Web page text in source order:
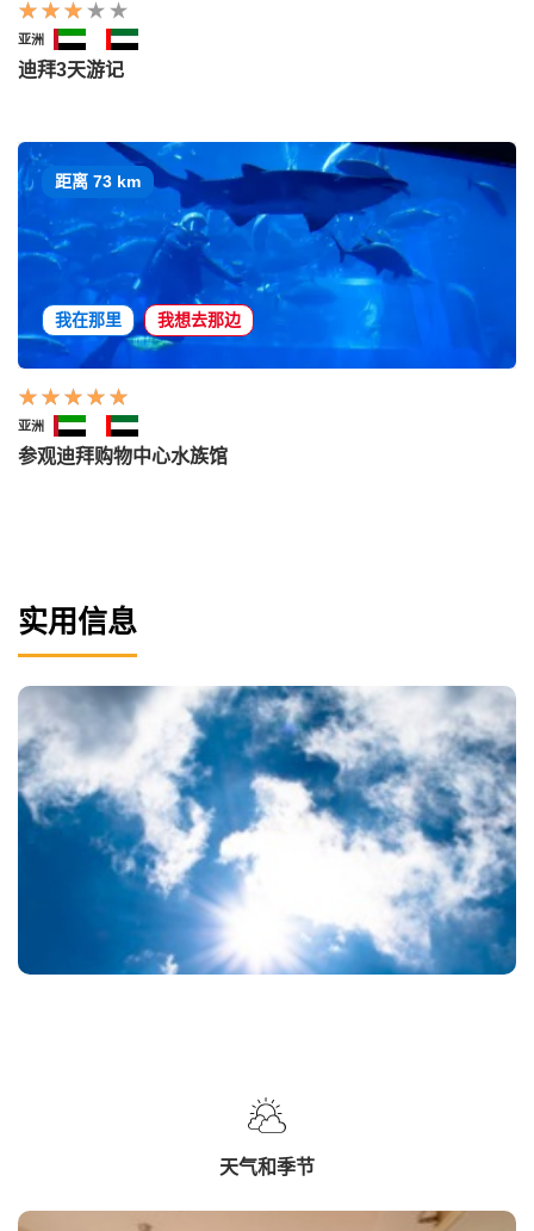
亚洲
迪拜3天游记
距离 73 km
我在那里 我想去那边
亚洲
参观迪拜购物中心水族馆
实用信息
天气和季节